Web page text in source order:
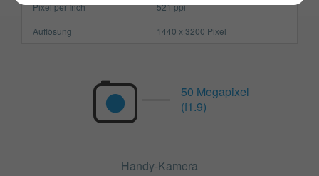
Pixel per Inch
521 ppi
Auflösung
1440 x 3200 Pixel
50 Megapixel
(f1.9)
Handy-Kamera